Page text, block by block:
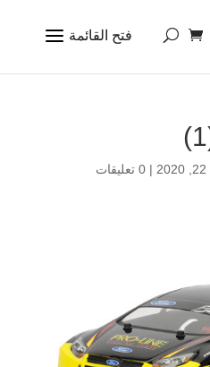
| 0 تعليقات